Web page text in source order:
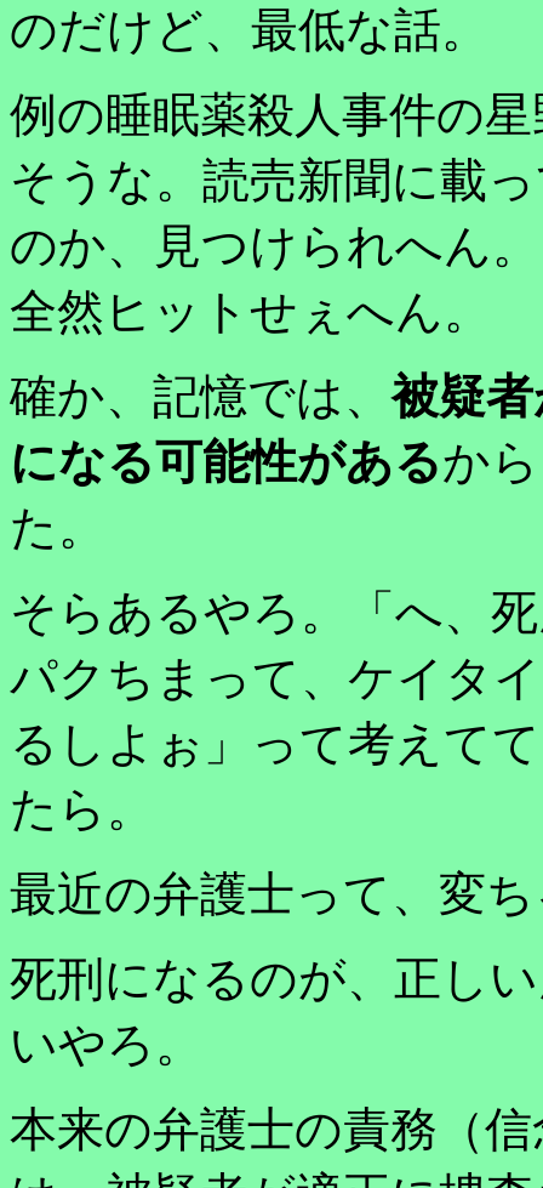
のだけど、最低な話。
例の睡眠薬殺人事件の
そうな。読売新聞に載
のか、見つけられへん
全然ヒットせぇへん。
確か、記憶では、被疑
になる可能性があるか
た。
そらあるやろ。「へ、
パクちまって、ケイタ
るしよぉ」って考えて
たら。
最近の弁護士って、変
死刑になるのが、正し
いやろ。
本来の弁護士の責務（